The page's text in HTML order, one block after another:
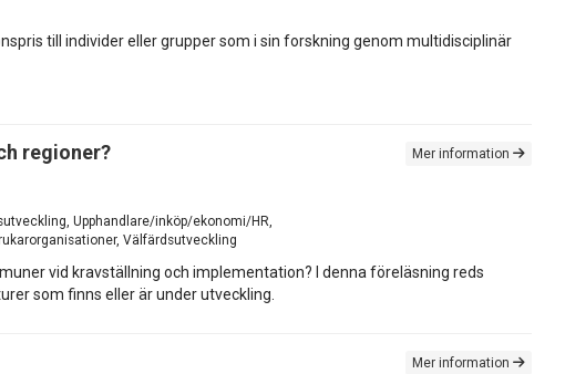
till individer eller grupper som i sin forskning genom multidisciplinär
regioner?
Upphandlare/inköp/ekonomi/HR,
Välfärdsutveckling
Mer information
vid kravställning och implementation? I denna föreläsning reds
som finns eller är under utveckling.
Mer information